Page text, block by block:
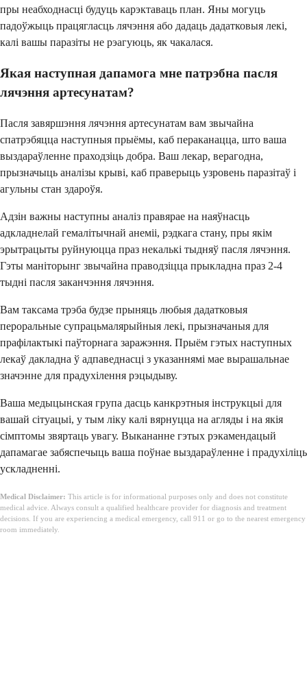
пры неабходнасці будуць карэктаваць план. Яны могуць
падоўжыць працягласць лячэння або дадаць дадатковыя лекі,
калі вашы паразіты не рэагуюць, як чакалася.
Якая наступная дапамога мне патрэбна пасля
лячэння артесунатам?
Пасля завяршэння лячэння артесунатам вам звычайна
спатрэбяцца наступныя прыёмы, каб пераканацца, што ваша
выздараўленне праходзіць добра. Ваш лекар, верагодна,
прызначыць аналізы крыві, каб праверыць узровень паразітаў і
агульны стан здароўя.
Адзін важны наступны аналіз правярае на наяўнасць
адкладнелай гемалітычнай анеміі, рэдкага стану, пры якім
эрытрацыты руйнуюцца праз некалькі тыдняў пасля лячэння.
Гэты маніторынг звычайна праводзіцца прыкладна праз 2-4
тыдні пасля заканчэння лячэння.
Вам таксама трэба будзе прыняць любыя дадатковыя
пероральные супрацьмалярыйныя лекі, прызначаныя для
прафілактыкі паўторнага заражэння. Прыём гэтых наступных
лекаў дакладна ў адпаведнасці з указаннямі мае вырашальнае
значэнне для прадухілення рэцыдыву.
Ваша медыцынская група дасць канкрэтныя інструкцыі для
вашай сітуацыі, у тым ліку калі вярнуцца на агляды і на якія
сімптомы звяртаць увагу. Выкананне гэтых рэкамендацый
дапамагае забяспечыць ваша поўнае выздараўленне і прадухіліць
ускладненні.
Medical Disclaimer: This article is for informational purposes only and does not constitute
medical advice. Always consult a qualified healthcare provider for diagnosis and treatment
decisions. If you are experiencing a medical emergency, call 911 or go to the nearest emergency
room immediately.